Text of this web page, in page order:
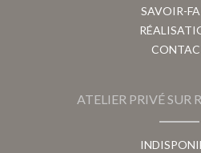
SAVOIR-
ATELIER PRIVÉ SUR